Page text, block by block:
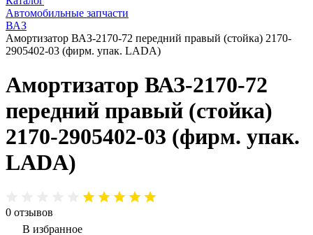
Автомобильные запчасти
ВАЗ
Амортизатор ВАЗ-2170-72 передний правый (стойка) 2170-
2905402-03 (фирм. упак. LADA)
Амортизатор ВАЗ-2170-72
передний правый (стойка)
2170-2905402-03 (фирм. упак.
LADA)
0 отзывов
В избранное